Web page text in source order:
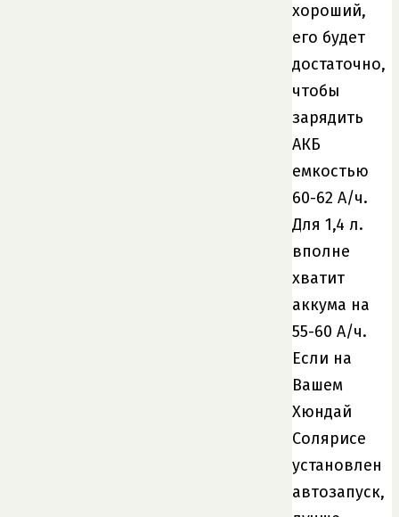
хороший,
его будет
достаточно,
чтобы
зарядить
АКБ
емкостью
60-62 А/ч.
Для 1,4 л.
вполне
хватит
аккума на
55-60 А/ч.
Если на
Вашем
Хюндай
Солярисе
установлен
автозапуск,